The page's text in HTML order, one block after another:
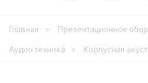
Главная
Презентационное
Аудио техника
Корпусная